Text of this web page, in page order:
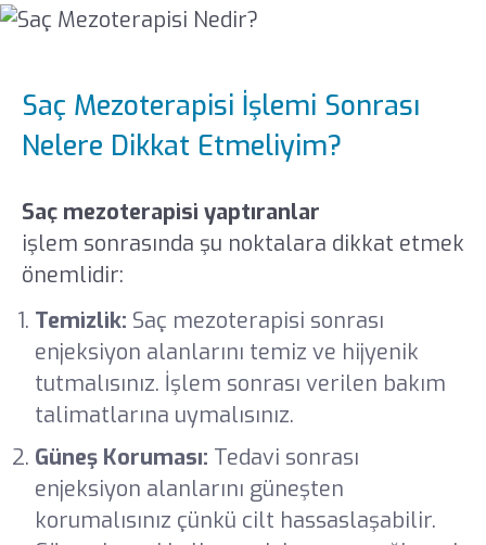
Saç Mezoterapisi İşlemi Sonrası
Nelere Dikkat Etmeliyim?
Saç mezoterapisi yaptıranlar
işlem sonrasında şu noktalara dikkat etmek
önemlidir:
Temizlik: Saç mezoterapisi sonrası
enjeksiyon alanlarını temiz ve hijyenik
tutmalısınız. İşlem sonrası verilen bakım
talimatlarına uymalısınız.
Güneş Koruması: Tedavi sonrası
enjeksiyon alanlarını güneşten
korumalısınız çünkü cilt hassaslaşabilir.